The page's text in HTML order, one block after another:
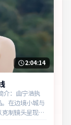
2:04:14
：由宁浩执
在边境小城与
制镜头呈现群